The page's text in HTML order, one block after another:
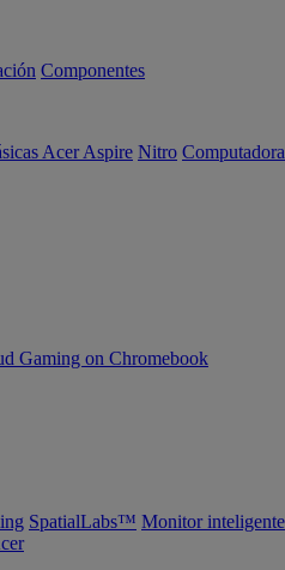
Componentes
Acer Aspire Nitro
Gaming on Chromebook
SpatialLabs™ Monitor inteligente